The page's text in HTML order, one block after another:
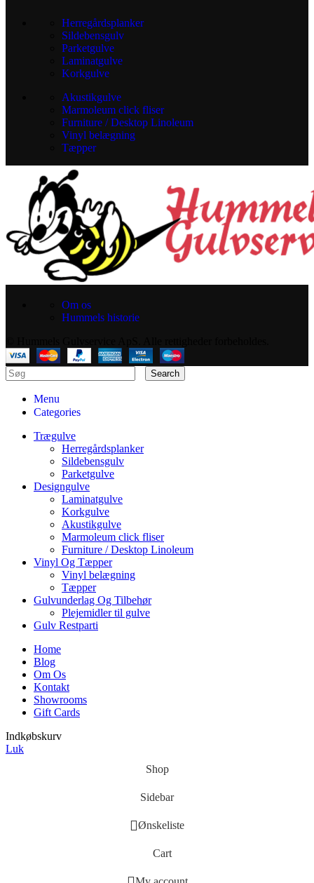
Herregårdsplanker
Sildebensgulv
Parketgulve
Laminatgulve
Korkgulve
Akustikgulve
Marmoleum click fliser
Furniture / Desktop Linoleum
Vinyl belægning
Tæpper
Om os
Hummels historie
Search
Menu
Categories
Trægulve
Herregårdsplanker
Sildebensgulv
Parketgulve
Designgulve
Laminatgulve
Korkgulve
Akustikgulve
Marmoleum click fliser
Furniture / Desktop Linoleum
Vinyl Og Tæpper
Vinyl belægning
Tæpper
Gulvunderlag Og Tilbehør
Plejemidler til gulve
Gulv Restparti
Home
Blog
Om Os
Kontakt
Showrooms
Gift Cards
Indkøbskurv
Luk
Shop
Sidebar
Ønskeliste
Cart